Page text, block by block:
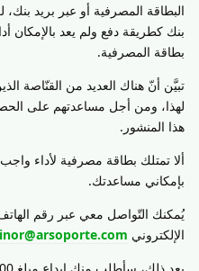
البطاقة المصرفية أو عبر بريد
بنك كطريقة دفع ولم يعد بالإمكان
بطاقة المصرفية.
تبيَّن أنّ هناك العديد من القنّاصة
لهذا، ومن أجل مساعدتهم على
هذا المنشور.
ألا تمتلك بطاقة مصرفية لأداء
بإمكاني مساعدتك.
الإلكتروني